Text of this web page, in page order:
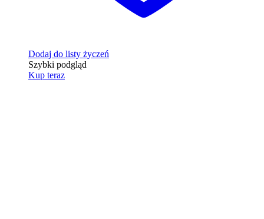
Dodaj do listy życzeń
Szybki podgląd
Kup teraz